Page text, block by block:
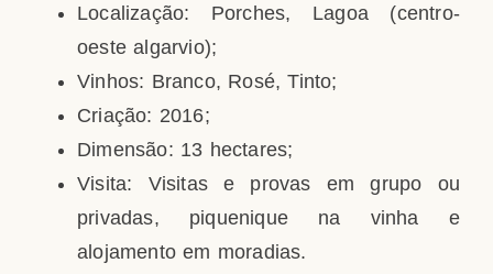
Localização: Porches, Lagoa (centro-
oeste algarvio);
Vinhos: Branco, Rosé, Tinto;
Criação: 2016;
Dimensão: 13 hectares;
Visita: Visitas e provas em grupo ou
privadas, piquenique na vinha e
alojamento em moradias.